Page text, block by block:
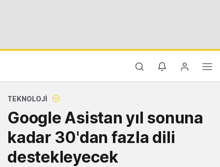
TEKNOLOJI
Google Asistan yıl sonuna
kadar 30'dan fazla dili
destekleyecek